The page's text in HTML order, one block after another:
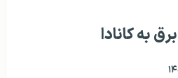
به کانادا